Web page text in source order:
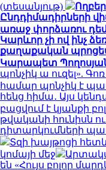
(տեսանյութ)
Ընդդիմադիրների
առաջ փորձառու
Կարևոր չի ով ինչ
քաղաքական
Կարապետ
պոնչիկ ա ուզել».
համար պոնչիկ է
հենց հիմա․ Այս
բացվում է կյանքի
թվականի հունիսն ու
դիտարկումների
Տզի խայթոցի
կոմայի մեջ
են «Հույս բոլոր